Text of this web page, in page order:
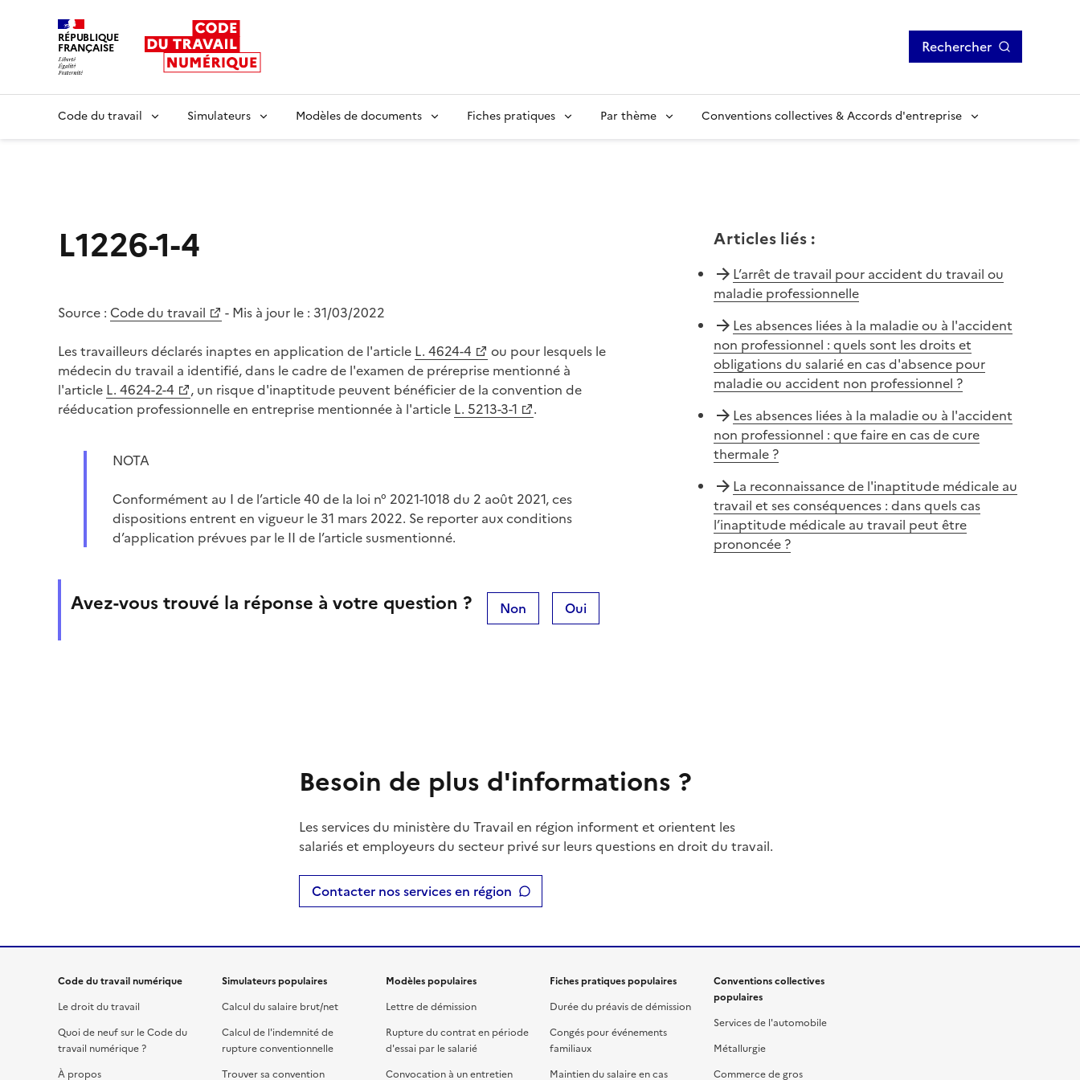
RÉPUBLIQUE
FRANÇAISE Rechercher
Code du travail Simulateurs Modèles de documents Fiches pratiques Par thème Conventions collectives & Accords d'entreprise
L1226-1-4
Source : Code du travail - Mis à jour le : 31/03/2022
Les travailleurs déclarés inaptes en application de l'article L. 4624-4
ou pour lesquels le
médecin du travail a identifié, dans le cadre de l'examen de préreprise mentionné à
l'article L. 4624-2-4
, un risque d'inaptitude peuvent bénéficier de la convention de
rééducation professionnelle en entreprise mentionnée à l'article L. 5213-3-1 .
NOTA
Conformément au I de l’article 40 de la loi n° 2021-1018 du 2 août 2021, ces
dispositions entrent en vigueur le 31 mars 2022. Se reporter aux conditions
d’application prévues par le II de l’article susmentionné.
Avez-vous trouvé la réponse à votre question ? Non Oui
Articles liés:
L’arrêt de travail pour accident du travail ou
maladie professionnelle
Les absences liées à la maladie ou à l'accident
non professionnel : quels sont les droits et
obligations du salarié en cas d'absence pour
maladie ou accident non professionnel ?
Les absences liées à la maladie ou à l'accident
non professionnel : que faire en cas de cure
thermale ?
La reconnaissance de l'inaptitude médicale au
travail et ses conséquences : dans quels cas
l’inaptitude médicale au travail peut être
prononcée ?
Besoin de plus d'informations ?
Les services du ministère du Travail en région informent et orientent les
salariés et employeurs du secteur privé sur leurs questions en droit du travail.
Contacter nos services en région
Code du travail numérique
Le droit du travail
Quoi de neuf sur le Code du
travail numérique ?
À propos
Simulateurs populaires
Calcul du salaire brut/net
Calcul de l'indemnité de
rupture conventionnelle
Trouver sa convention
Modèles populaires
Lettre de démission
Rupture du contrat en période
d'essai par le salarié
Convocation à un entretien
Fiches pratiques populaires
Durée du préavis de démission
Congés pour événements
familiaux
Maintien du salaire en cas
Conventions collectives
populaires
Services de l'automobile
Métallurgie
Commerce de gros